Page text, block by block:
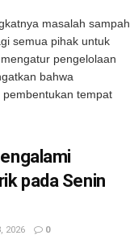
masalah sampah
semua pihak untuk
pengelolaan
bahwa
tempat
pada Senin
2026 0